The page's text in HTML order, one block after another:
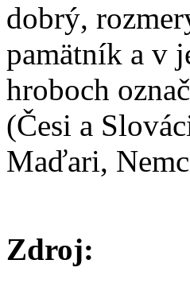
dobrý,
pamätník a v
hroboch
(Česi a
Maďari,
Zdroj: